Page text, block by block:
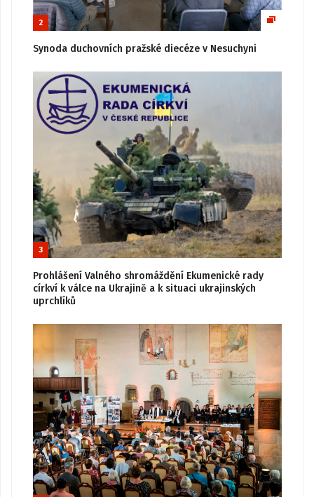
2
Synoda duchovních pražské diecéze v Nesuchyni
3
Prohlášení Valného shromáždění Ekumenické rady
církví k válce na Ukrajině a k situaci ukrajinských
uprchlíků